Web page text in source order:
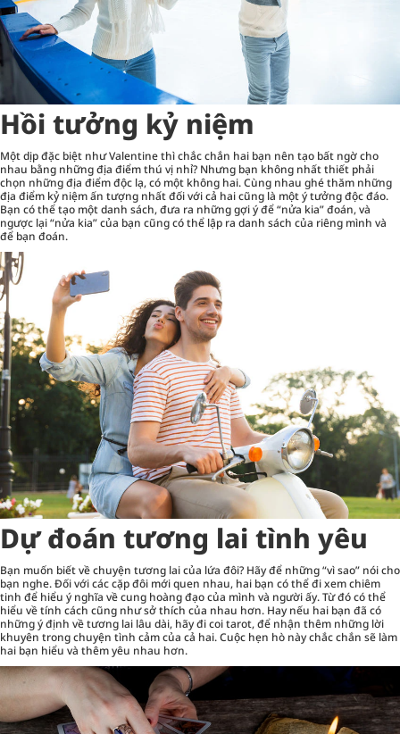
Hồi tưởng kỷ niệm
Một dịp đặc biệt như Valentine thì chắc chắn hai bạn nên tạo bất ngờ cho
nhau bằng những địa điểm thú vị nhỉ? Nhưng bạn không nhất thiết phải
chọn những địa điểm độc lạ, có một không hai. Cùng nhau ghé thăm những
địa điểm kỷ niệm ấn tượng nhất đối với cả hai cũng là một ý tưởng độc đáo.
Bạn có thể tạo một danh sách, đưa ra những gợi ý để “nửa kia” đoán, và
ngược lại “nửa kia” của bạn cũng có thể lập ra danh sách của riêng mình và
để bạn đoán.
Dự đoán tương lai tình yêu
Bạn muốn biết về chuyện tương lai của lứa đôi? Hãy để những “vì sao” nói cho
bạn nghe. Đối với các cặp đôi mới quen nhau, hai bạn có thể đi xem chiêm
tinh để hiểu ý nghĩa về cung hoàng đạo của mình và người ấy. Từ đó có thể
hiểu về tính cách cũng như sở thích của nhau hơn. Hay nếu hai bạn đã có
những ý định về tương lai lâu dài, hãy đi coi tarot, để nhận thêm những lời
khuyên trong chuyện tình cảm của cả hai. Cuộc hẹn hò này chắc chắn sẽ làm
hai bạn hiểu và thêm yêu nhau hơn.